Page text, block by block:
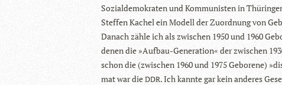
Sozi­al­de­mo­kra­ten und Kom­mu­nis­ten in
Stef­fen Kachel ein Modell der Zuord­nung von
Danach zähle ich als zwi­schen 1950 und 1960
denen die »Auf­bau-Genera­tion« der zwi­schen
schon die (zwi­schen 1960 und 1975 Gebo­rene)
mat war dieDDR. Ich kannte gar kein ande­res